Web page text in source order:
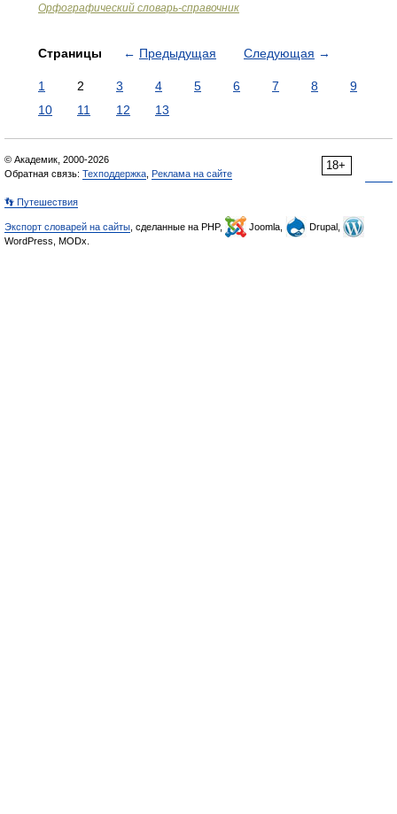
Орфографический словарь-справочник
Страницы ← Предыдущая Следующая →
1 2 3 4 5 6 7 8
9
10
11 12 13
18+
© Академик, 2000-2026
Обратная связь: Техподдержка Реклама на сайте
👣 Путешествия
Экспорт словарей на сайты , сделанные на PHP, Joomla,
Drupal,
WordPress, MODx.